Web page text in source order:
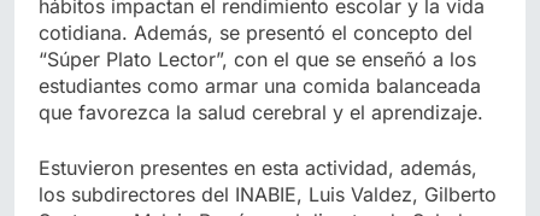
hábitos impactan el rendimiento escolar y la vida
cotidiana. Además, se presentó el concepto del
“Súper Plato Lector”, con el que se enseñó a los
estudiantes como armar una comida balanceada
que favorezca la salud cerebral y el aprendizaje.
Estuvieron presentes en esta actividad, además,
los subdirectores del INABIE, Luis Valdez, Gilberto